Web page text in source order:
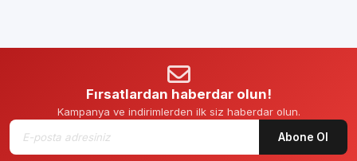
Fırsatlardan haberdar olun!
Kampanya ve indirimlerden ilk siz haberdar olun.
Abone Ol